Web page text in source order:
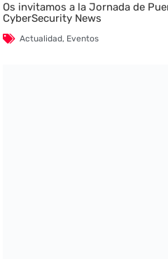
Os invitamos a la Jornada de
CyberSecurity News
Actualidad, Eventos